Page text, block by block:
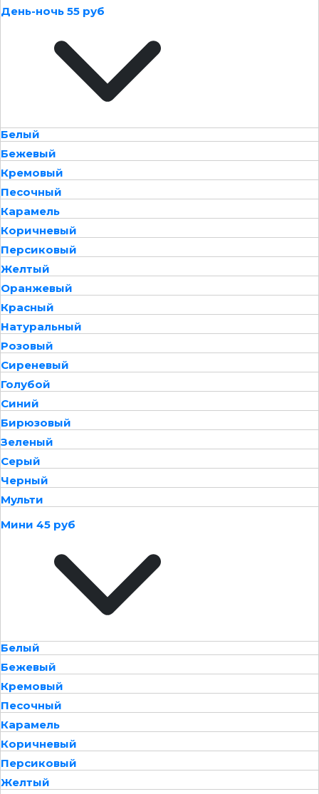
День-ночь 55 руб
Белый
Бежевый
Кремовый
Песочный
Карамель
Коричневый
Персиковый
Желтый
Оранжевый
Красный
Натуральный
Розовый
Сиреневый
Голубой
Синий
Бирюзовый
Зеленый
Серый
Черный
Мульти
Мини 45 руб
Белый
Бежевый
Кремовый
Песочный
Карамель
Коричневый
Персиковый
Желтый